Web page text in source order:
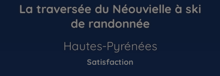
La traversée du Néouvielle à ski
de randonnée
Hautes-Pyrénées
Satisfaction